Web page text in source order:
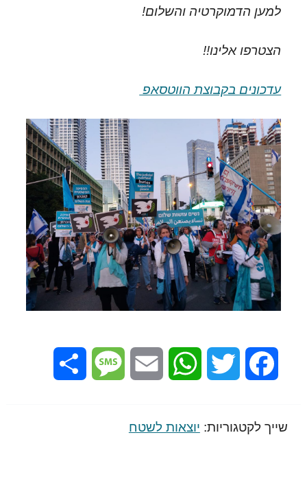
למען הדמוקרטיה והשלום!
הצטרפו אלינו!!
עדכונים בקבוצת הווטסאפ
Facebook
Twitter
WhatsApp
Email
Message
שייך לקטגוריות: יוצאות לשטח